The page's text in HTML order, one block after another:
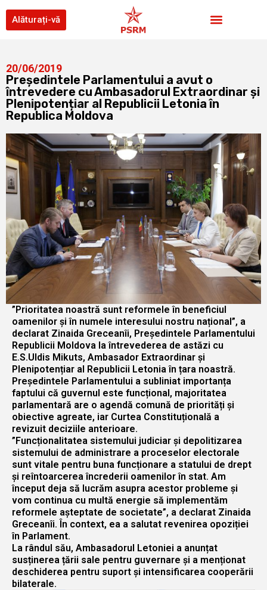
Alăturați-vă
20/06/2019
Președintele Parlamentului a avut o
întrevedere cu Ambasadorul Extraordinar și
Plenipotențiar al Republicii Letonia în
Republica Moldova
”Prioritatea noastră sunt reformele în beneficiul
oamenilor și în numele interesului nostru național”, a
declarat Zinaida Greceanîi, Președintele Parlamentului
Republicii Moldova la întrevederea de astăzi cu
E.S.Uldis Mikuts, Ambasador Extraordinar și
Plenipotențiar al Republicii Letonia în țara noastră.
Președintele Parlamentului a subliniat importanța
faptului că guvernul este funcțional, majoritatea
parlamentară are o agendă comună de priorități și
obiective agreate, iar Curtea Constituțională a
revizuit deciziile anterioare.
”Funcționalitatea sistemului judiciar și depolitizarea
sistemului de administrare a proceselor electorale
sunt vitale pentru buna funcționare a statului de drept
și reîntoarcerea încrederii oamenilor în stat. Am
început deja să lucrăm asupra acestor probleme și
vom continua cu multă energie să implementăm
reformele așteptate de societate”, a declarat Zinaida
Greceanîi. În context, ea a salutat revenirea opoziției
în Parlament.
La rândul său, Ambasadorul Letoniei a anunțat
susținerea țării sale pentru guvernare și a menționat
deschiderea pentru suport și intensificarea cooperării
bilaterale.